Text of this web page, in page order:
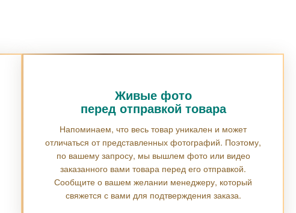
Живые фото
перед отправкой товара
Напоминаем, что весь товар уникален и может
отличаться от представленных фотографий. Поэтому,
по вашему запросу, мы вышлем фото или видео
заказанного вами товара перед его отправкой.
Сообщите о вашем желании менеджеру, который
свяжется с вами для подтверждения заказа.